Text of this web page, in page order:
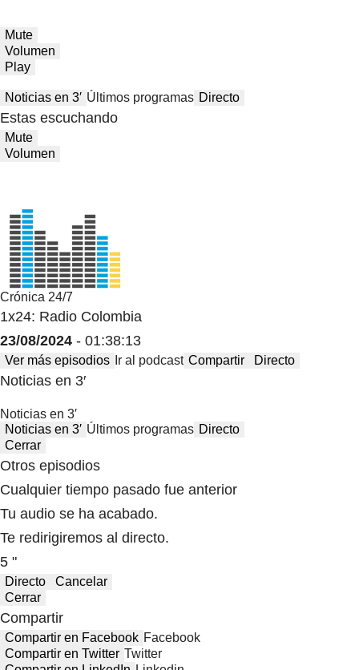
Mute
Volumen
Play
Noticias en 3′ Últimos programas Directo
Estas escuchando
Mute
Volumen
Crónica 24/7
1x24: Radio Colombia
23/08/2024 - 01:38:13
Ver más episodios Ir al podcast Compartir Directo
Noticias en 3′
Noticias en 3′
Noticias en 3′ Últimos programas Directo
Cerrar
Otros episodios
Cualquier tiempo pasado fue anterior
Tu audio se ha acabado.
Te redirigiremos al directo.
5 "
Directo
Cancelar
Cerrar
Compartir
Compartir en Facebook Facebook
Compartir en Twitter Twitter